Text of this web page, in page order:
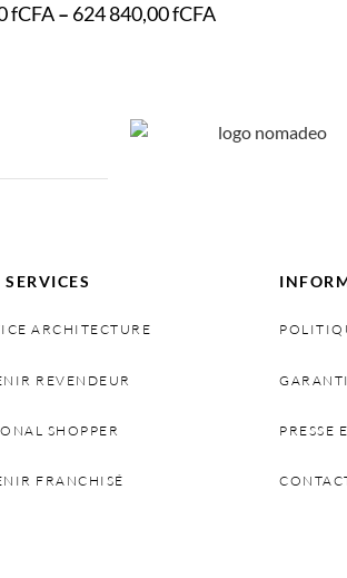
fCFA– 624 840,00fCFA
SERVICES
ARCHITECTURE
REVENDEUR
SHOPPER
FRANCHISÉ
PRESSE